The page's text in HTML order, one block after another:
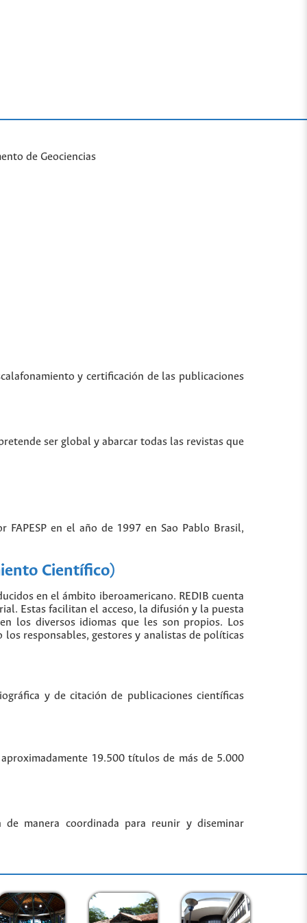
de Geociencias
y certificación de las publicaciones
ser global y abarcar todas las revistas que
en el año de 1997 en Sao Pablo Brasil,
Científico)
en el ámbito iberoamericano. REDIB cuenta
Estas facilitan el acceso, la difusión y la puesta
los diversos idiomas que les son propios. Los
responsables, gestores y analistas de políticas
y de citación de publicaciones científicas
19.500 títulos de más de 5.000
manera coordinada para reunir y diseminar